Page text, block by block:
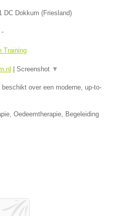
DC Dokkum (Friesland)
-
Training
| Screenshot ▼
over een moderne, up-to-
Oedeemtherapie, Begeleiding